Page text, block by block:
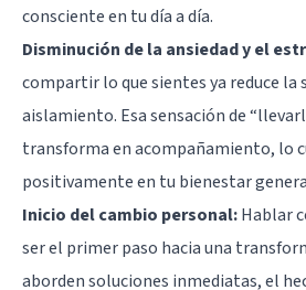
consciente en tu día a día.
Disminución de la ansiedad y el
compartir lo que sientes ya reduce la
aislamiento. Esa sensación de
transforma en acompañamiento, lo
positivamente en tu bienestar
Inicio del cambio personal:Hablar
ser el primer paso hacia una
aborden soluciones inmediatas, el